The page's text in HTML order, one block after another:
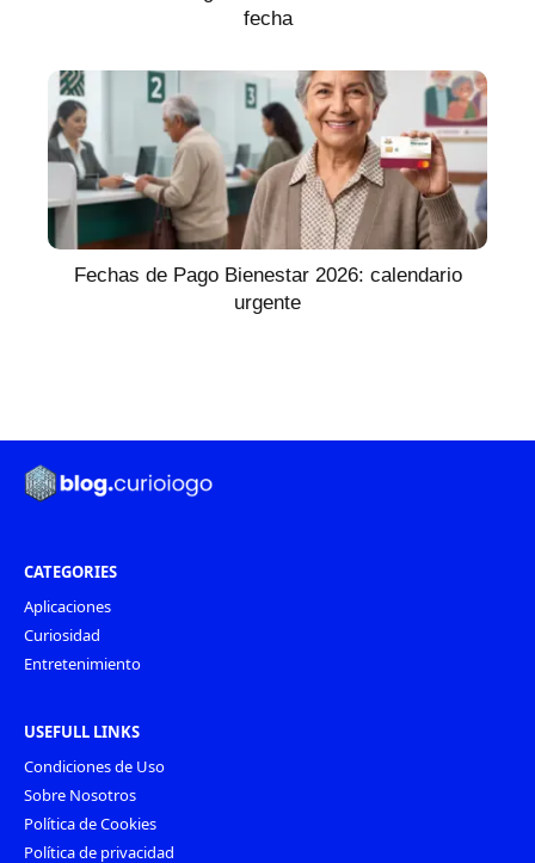
fecha
Fechas de Pago Bienestar 2026: calendario
urgente
CATEGORIES
Aplicaciones
Curiosidad
Entretenimiento
USEFULL LINKS
Condiciones de Uso
Sobre Nosotros
Política de Cookies
Política de privacidad